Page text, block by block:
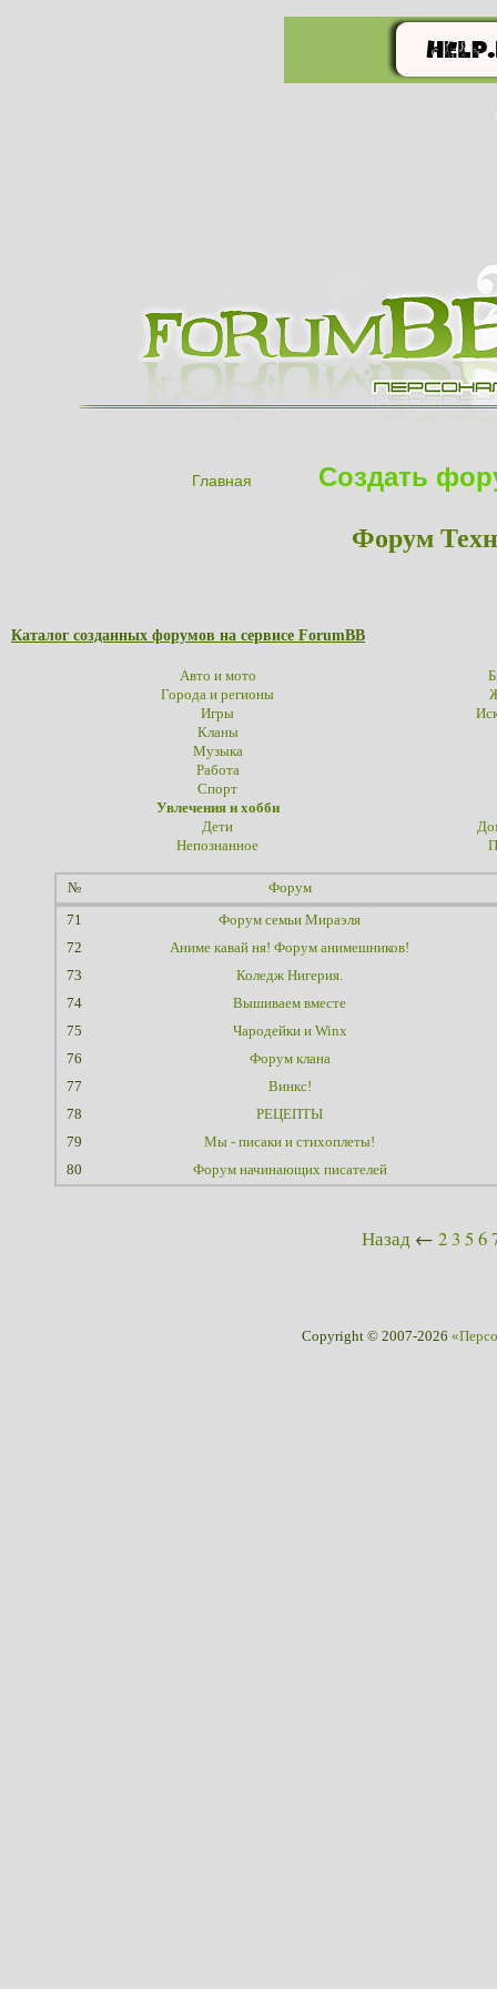
Главная Создать
Форум
Каталог созданных форумов на сервисе ForumBB
Авто и мото
Города и регионы
Игры
Кланы
Музыка
Работа
Спорт
Увлечения и хобби
Дети
Непознанное
№ Форум
71
Форум семьи Мираэля
72
Аниме кавай ня! Форум анимешников!
73
Коледж Нигерия.
74
Вышиваем вместе
75
Чародейки и Winx
76
Форум клана
77
Винкс!
78
РЕЦЕПТЫ
79
Мы - писаки и стихоплеты!
80
Форум начинающих писателей
Назад ← 2 3 56
Copyright © 2007-2026